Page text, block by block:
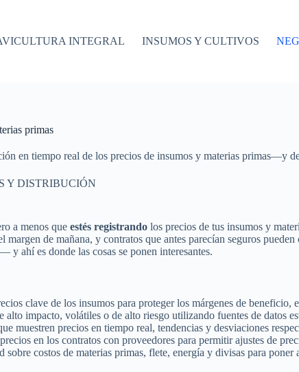
INTEGRAL INSUMOS Y CULTIVOS
primas
en tiempo real de los precios de insumos y materias primas—y
Y DISTRIBUCIÓN
a menos que estés registrando los precios de tus insumos y
de mañana, y contratos que antes parecían seguros
— y ahí es donde las cosas se ponen interesantes.
clave de los insumos para proteger los márgenes de
impacto, volátiles o de alto riesgo utilizando fuentes de datos
muestren precios en tiempo real, tendencias y desviaciones
en los contratos con proveedores para permitir ajustes de
costos de materias primas, flete, energía y divisas para